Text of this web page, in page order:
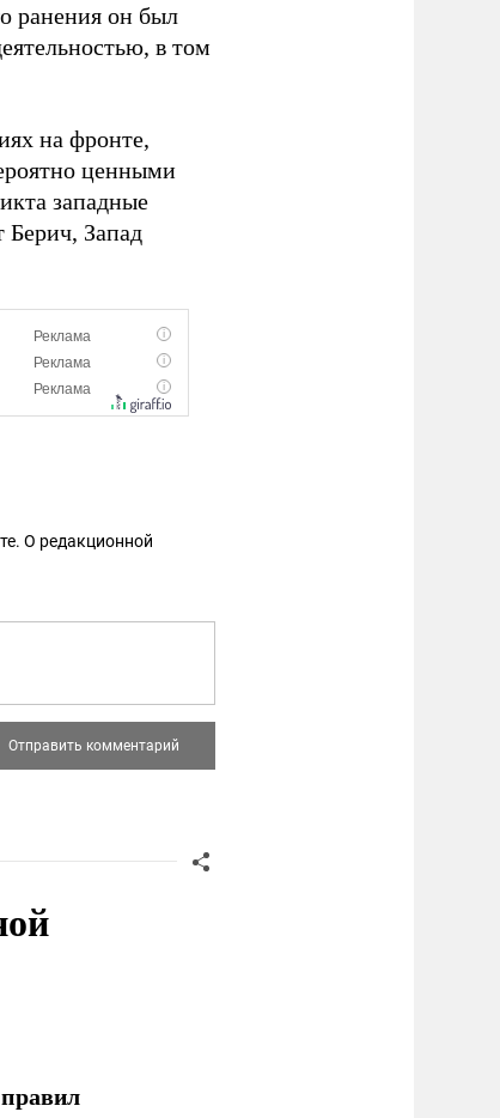
ранения он был
в том
на фронте,
ценными
западные
Берич, Запад
О редакционной